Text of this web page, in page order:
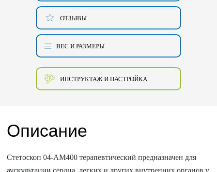
ОТЗЫВЫ
ВЕС И РАЗМЕРЫ
ИНСТРУКТАЖ И НАСТРОЙКА
Описание
Стетоскоп 04-AM400 терапевтический предназначен для
аускультации сердца, легких и других внутренних органов у